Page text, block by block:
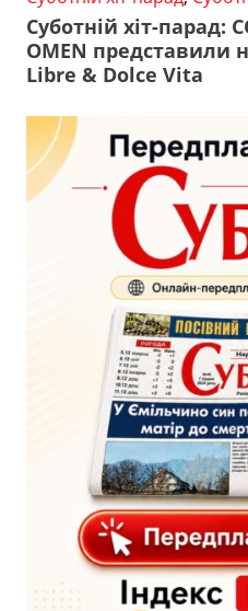
Суботній хіт-парад:
OMEN представили
Libre & Dolce Vita